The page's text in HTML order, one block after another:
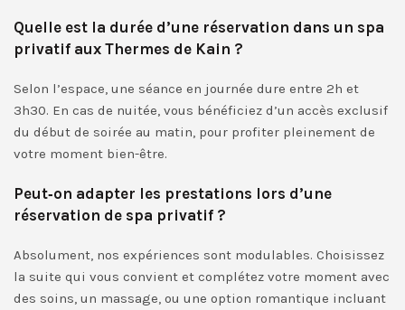
Quelle est la durée d’une réservation dans un spa
privatif aux Thermes de Kain ?
Selon l’espace, une séance en journée dure entre 2h et
3h30. En cas de nuitée, vous bénéficiez d’un accès exclusif
du début de soirée au matin, pour profiter pleinement de
votre moment bien-être.
Peut‑on adapter les prestations lors d’une
réservation de spa privatif ?
Absolument, nos expériences sont modulables. Choisissez
la suite qui vous convient et complétez votre moment avec
des soins, un massage, ou une option romantique incluant